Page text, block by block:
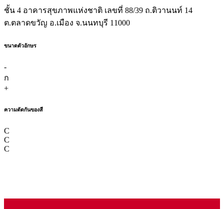
ชั้น 4 อาคารสุขภาพแห่งชาติ เลขที่ 88/39 ถ.ติวานนท์ 14
ต.ตลาดขวัญ อ.เมือง จ.นนทบุรี 11000
ขนาดตัวอักษร
-
ก
+
ความตัดกันของสี
C
C
C